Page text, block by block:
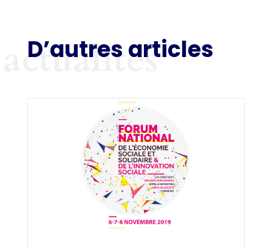
D’autres articles
actualités